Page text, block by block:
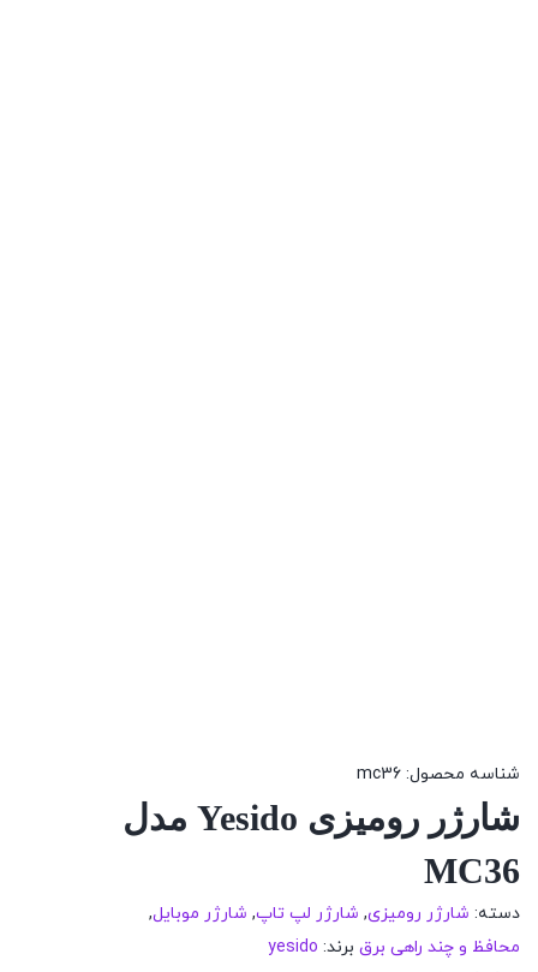
شناسه محصول: mc36
شارژر رومیزی Yesido مدل
MC36
دسته: شارژر رومیزی, شارژر لپ تاپ, شارژر موبایل,
محافظ و چند راهی برق برند: yesido